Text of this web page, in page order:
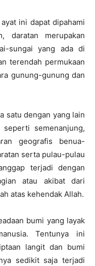
ini dapat dipahami
daratan merupakan
sungai yang ada di
terendah permukaan
gunung-gunung dan
satu dengan yang lain
semenanjung,
geografis benua-
serta pulau-pulau
terjadi dengan
atau akibat dari
atas kehendak Allah.
bumi yang layak
Tentunya ini
langit dan bumi
sedikit saja terjadi